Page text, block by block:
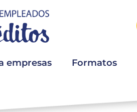
empresas Formatos